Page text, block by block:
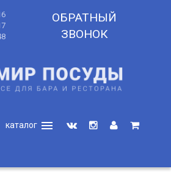
ОБРАТНЫЙ
ЗВОНОК
menu